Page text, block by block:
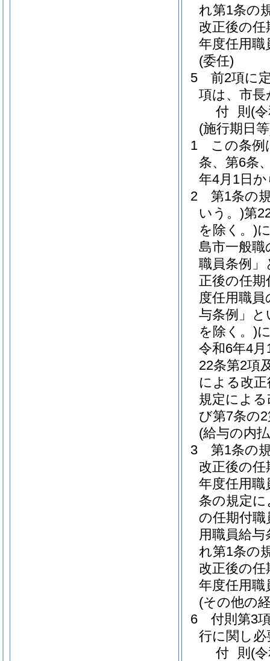
れ第1条の
改正後の
年度任用
(委任)
5
前2項に
項は、市
付 則 (
(施行期日
1
この条例
条、第6条
年4月1日
2
第1条の
いう。)第
を除く。)
島市一般職
職員条例」
正後の任
度任用職
与条例」と
を除く。)
令和6年4
22条第2項
による改
規定によ
び第7条の
(給与の内
3
第1条の
改正後の
年度任用
条の規定
の任期付
用職員給
れ第1条の
改正後の
年度任用
(その他の
6
付則第3
行に関し
付 則 (